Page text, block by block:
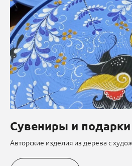
Сувениры и подарки
Авторские изделия из дерева с